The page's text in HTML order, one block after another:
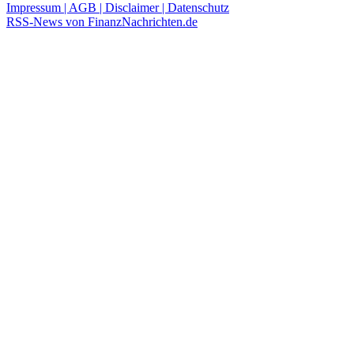
Impressum | AGB | Disclaimer | Datenschutz
RSS-News von FinanzNachrichten.de